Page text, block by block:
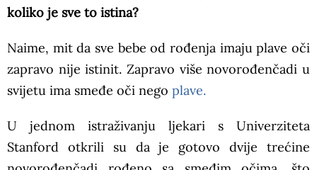
koliko je sve to istina?
Naime, mit da sve bebe od rođenja imaju plave oči
zapravo nije istinit. Zapravo više novorođenčadi u
svijetu ima smeđe oči nego plave.
U jednom istraživanju ljekari s Univerziteta
Stanford otkrili su da je gotovo dvije trećine